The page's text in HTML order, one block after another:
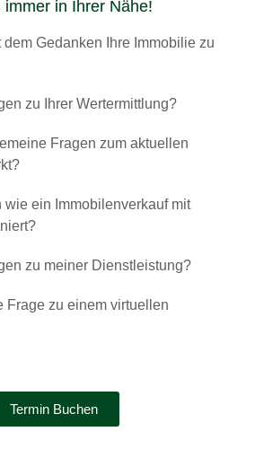
immer in Ihrer Nähe!
Gedanken Ihre Immobilie zu
zu Ihrer Wertermittlung?
Fragen zum aktuellen
wie ein Immobilenverkauf mit
zu meiner Dienstleistung?
Frage zu einem virtuellen
Termin Buchen